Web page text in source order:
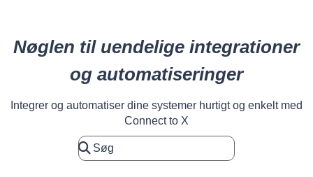
Nøglen til uendelige integrationer
og automatiseringer
Integrer og automatiser dine systemer hurtigt og enkelt med
Connect to X